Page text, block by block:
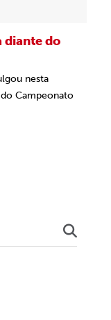
diante do
nesta
Campeonato